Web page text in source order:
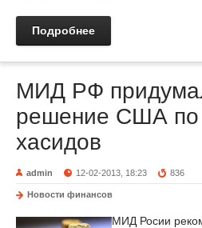
Подробнее
МИД РФ
решение США по
хасидов
admin 12-02-2013, 18:23 836
Новости финансов
МИД Росии